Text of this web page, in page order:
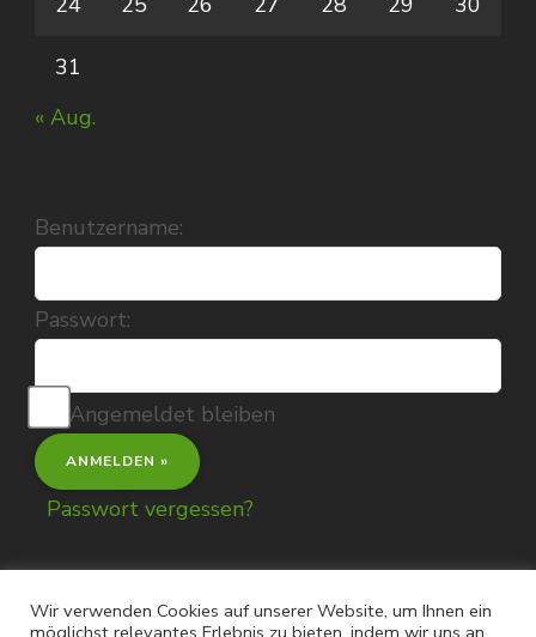
31
« Aug.
Benutzername:
Passwort:
Angemeldet bleiben
Passwort vergessen?
Wir verwenden Cookies auf unserer Website, um Ihnen ein
möglichst relevantes Erlebnis zu bieten, indem wir uns an